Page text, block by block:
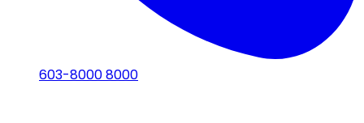
603-8000 8000